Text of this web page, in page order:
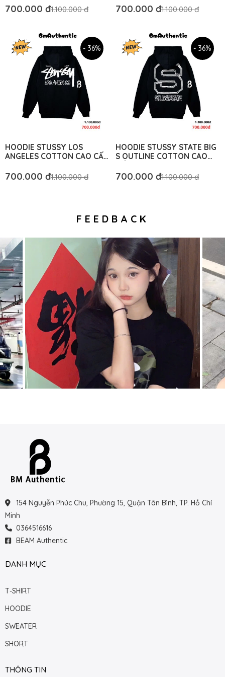
AUTHENTIC
700.000 đ1.100.000 đ
AUTHENTIC
700.000 đ1.100.000 đ
- 36%
HOODIE STUSSY LOS
ANGELES COTTON CAO CẤP
AUTHENTIC
700.000 đ1.100.000 đ
- 36%
HOODIE STUSSY STATE BIG
S OUTLINE COTTON CAO
AUTHENTIC
700.000 đ1.100.000 đ
FEEDBACK
154 Nguyễn Phúc Chu, Phường 15, Quận Tân Bình, TP. Hồ Chí
Minh
0364516616
BEAM Authentic
DANH MỤC
T-SHIRT
HOODIE
SWEATER
SHORT
THÔNG TIN